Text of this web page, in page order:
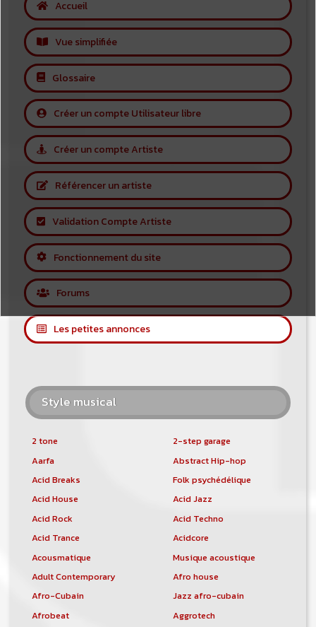
Accueil
Vue simplifiée
Glossaire
Créer un compte Utilisateur libre
Créer un compte Artiste
Référencer un artiste
Validation Compte Artiste
Fonctionnement du site
Forums
Les petites annonces
Style musical
2 tone
2-step garage
Aarfa
Abstract Hip-hop
Acid Breaks
Folk psychédélique
Acid House
Acid Jazz
Acid Rock
Acid Techno
Acid Trance
Acidcore
Acousmatique
Musique acoustique
Adult Contemporary
Afro house
Afro-Cubain
Jazz afro-cubain
Afrobeat
Aggrotech